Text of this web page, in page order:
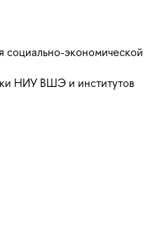
социально-экономической
НИУ ВШЭ и институтов